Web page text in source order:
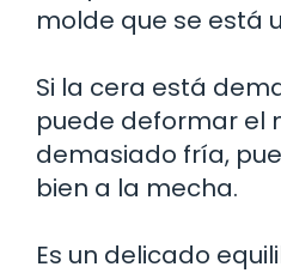
molde que se está
Si la cera está
puede deformar el
demasiado fría,
bien a la mecha.
Es un delicado